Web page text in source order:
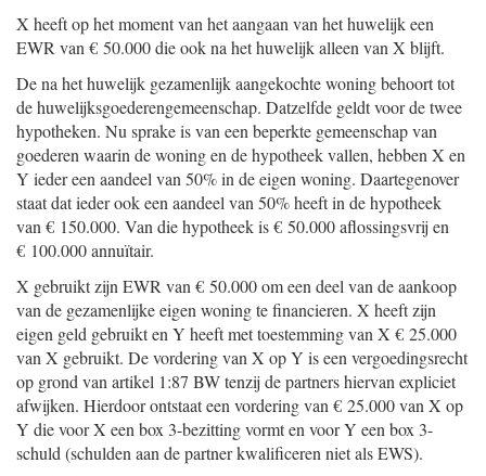
X heeft op het moment van het aangaan van het huwelijk een
EWR van € 50.000 die ook na het huwelijk alleen van X blijft.
De na het huwelijk gezamenlijk aangekochte woning behoort tot
de huwelijksgoederengemeenschap. Datzelfde geldt voor de twee
hypotheken. Nu sprake is van een beperkte gemeenschap van
goederen waarin de woning en de hypotheek vallen, hebben X en
Y ieder een aandeel van 50% in de eigen woning. Daartegenover
staat dat ieder ook een aandeel van 50% heeft in de hypotheek
van € 150.000. Van die hypotheek is € 50.000 aflossingsvrij en
€ 100.000 annuïtair.
X gebruikt zijn EWR van € 50.000 om een deel van de aankoop
van de gezamenlijke eigen woning te financieren. X heeft zijn
eigen geld gebruikt en Y heeft met toestemming van X € 25.000
van X gebruikt. De vordering van X op Y is een vergoedingsrecht
op grond van artikel 1:87 BW tenzij de partners hiervan expliciet
afwijken. Hierdoor ontstaat een vordering van € 25.000 van X op
Y die voor X een box 3-bezitting vormt en voor Y een box 3-
schuld (schulden aan de partner kwalificeren niet als EWS).